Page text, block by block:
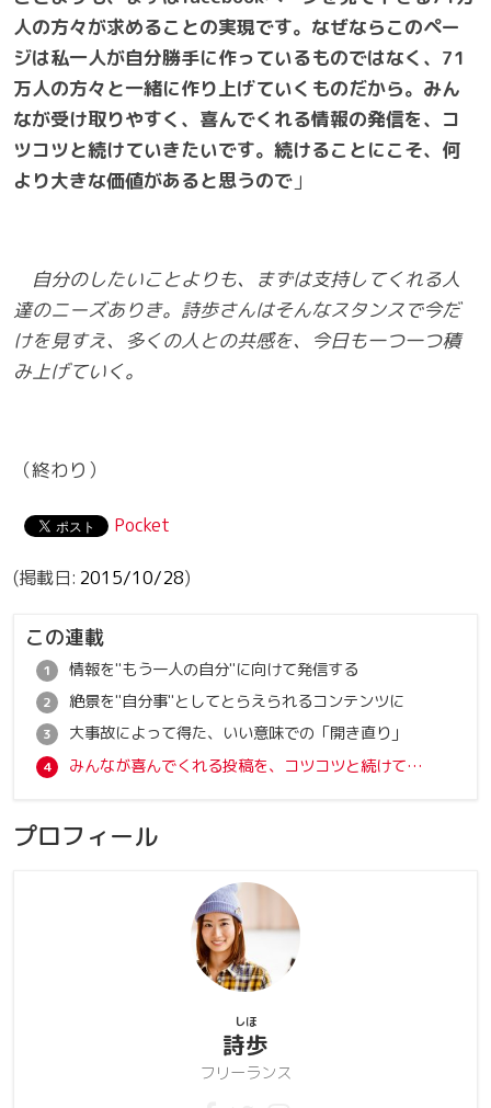
人の方々が求めることの実現です。なぜならこのペー
ジは私一人が自分勝手に作っているものではなく、 71
万人の方々と一緒に作り上げていくものだから。みん
なが受け取りやすく、喜んでくれる情報の発信を、コ
ツコツと続けていきたいです。続けることにこそ、何
より大きな価値があると思うので 」
自分のしたいことよりも、まずは支持してくれる人
達のニーズありき。詩歩さんはそんなスタンスで今だ
けを見すえ、多くの人との共感を、今日も一つ一つ積
み上げていく。
（終わり）
Pocket
2015/10/28
この連載
情報を"もう一人の自分"に向けて発信する
絶景を"自分事"としてとらえられるコンテンツに
大事故によって得た、いい意味での「開き直り」
みんなが喜んでくれる投稿を、コツコツと続けていく
プロフィール
詩歩
しほ
フリーランス